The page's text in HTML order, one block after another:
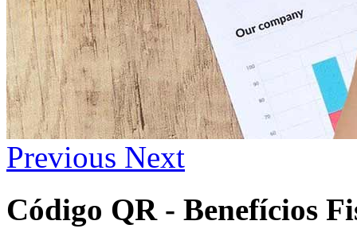
Previous Next
Código QR - Benefícios